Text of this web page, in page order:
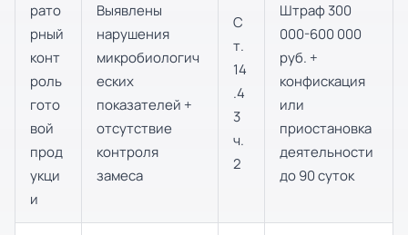
рато
рный
конт
роль
гото
вой
прод
укци
и
Выявлены
нарушения
микробиологич
еских
показателей +
отсутствие
контроля
замеса
С
т.
14
.4
3
ч.
2
Штраф 300
000-600 000
руб. +
конфискация
или
приостановка
деятельности
до 90 суток